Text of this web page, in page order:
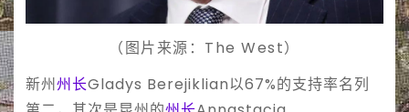
（图片来源：The West）
新州州长Gladys Berejiklian以67%的支持率名列